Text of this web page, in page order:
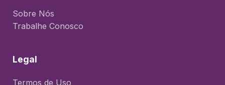
Sobre Nós
Trabalhe Conosco
Legal
Termos de Uso